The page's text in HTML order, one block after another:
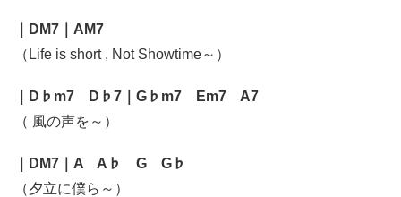
｜DM7｜AM7
（Life is short , Not Showtime～）
｜D♭m7 D♭7｜G♭m7 Em7 A7
（ 風の声を～）
｜DM7｜A A♭ G G♭
（夕立に僕ら～）